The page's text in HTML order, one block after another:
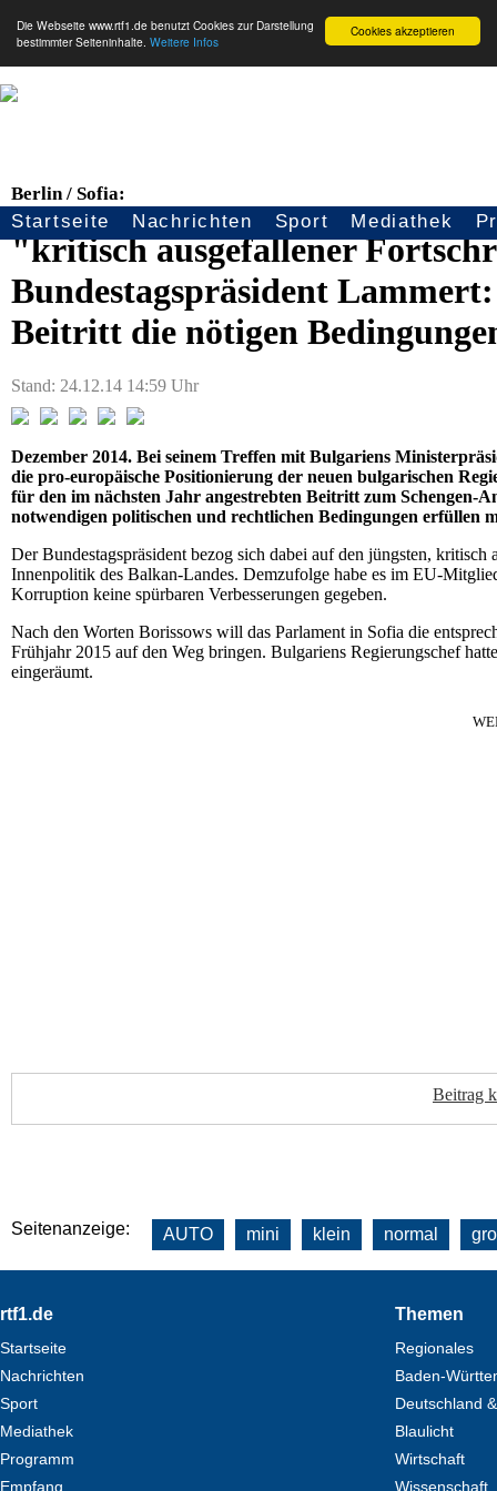
Cookies akzeptieren
Die Webseite www.rtf1.de benutzt Cookies zur Darstellung
bestimmter Seiteninhalte. Weitere Infos
Seitennavigation
Startseite Nachrichten Sport Mediathek
Berlin / Sofia:
"kritisch ausgefallener
Bundestagspräsident
Beitritt die nötigen
Stand: 24.12.14 14:59 Uhr
Dezember 2014. Bei seinem Treffen mit Bulgariens
die pro-europäische Positionierung der neuen bulgarischen
für den im nächsten Jahr angestrebten Beitritt zum Schengen-
notwendigen politischen und rechtlichen Bedingungen erfüllen
Der Bundestagspräsident bezog sich dabei auf den jüngsten,
Innenpolitik des Balkan-Landes. Demzufolge habe es im EU-
Korruption keine spürbaren Verbesserungen gegeben.
Nach den Worten Borissows will das Parlament in Sofia die
Frühjahr 2015 auf den Weg bringen. Bulgariens Regierungschef
eingeräumt.
Beitrag
Seitenanzeige: AUTO mini klein normal
Footer
rtf1.de
Startseite
Nachrichten
Sport
Mediathek
Programm
Empfang
Themen
Regionales
Baden-
Deutschland
Blaulicht
Wirtschaft
Wissenschaft